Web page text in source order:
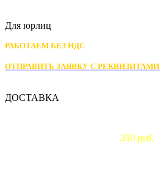
Для юрлиц
РАБОТАЕМ БЕЗ НДС
ОТПРАВИТЬ ЗАЯВКУ С РЕКВИЗИТАМИ
ДОСТАВКА
350 руб.